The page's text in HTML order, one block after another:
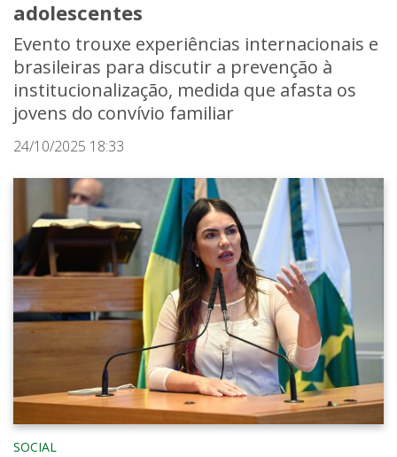
adolescentes
Evento trouxe experiências internacionais e
brasileiras para discutir a prevenção à
institucionalização, medida que afasta os
jovens do convívio familiar
24/10/2025 18:33
SOCIAL